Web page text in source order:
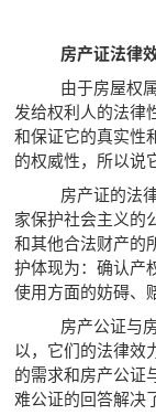
房产证法律
由于房屋权属
发给权利人的法律
和保证它的真实性
的权威性，所以说
房产证的法律
家保护社会主义的
和其他合法财产的
护体现为：确认产
使用方面的妨碍、
房产公证与房
以，它们的法律效
的需求和房产公证
难公证的回答解决